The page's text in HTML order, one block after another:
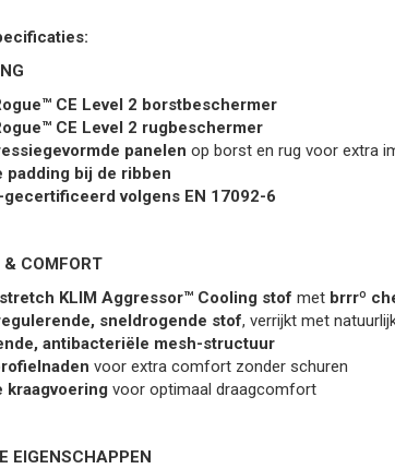
CE Level 2 borstbeschermer
CE Level 2 rugbeschermer
panelen op borst en rug voor extra
padding bij de ribben
gecertificeerd volgens EN 17092-6
COMFORT
KLIM Aggressor™ Cooling stof met brrrº
sneldrogende stof, verrijkt met
antibacteriële mesh-structuur
voor extra comfort zonder schuren
kraagvoering voor optimaal draagcomfort
EIGENSCHAPPEN